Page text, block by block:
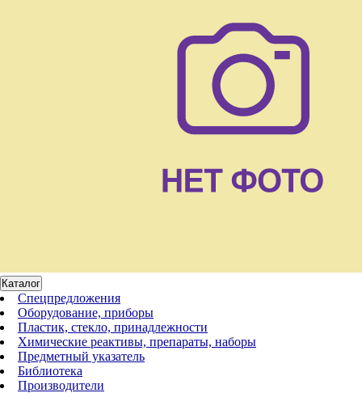
Каталог
Спецпредложения
Оборудование, приборы
Пластик, стекло, принадлежности
Химические реактивы, препараты, наборы
Предметный указатель
Библиотека
Производители